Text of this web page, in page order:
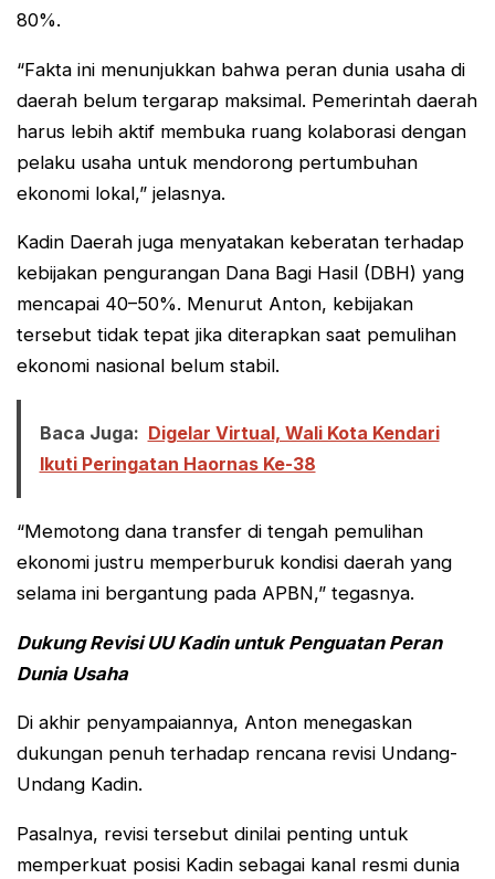
80%.
“Fakta ini menunjukkan bahwa peran dunia usaha di
daerah belum tergarap maksimal. Pemerintah daerah
harus lebih aktif membuka ruang kolaborasi dengan
pelaku usaha untuk mendorong pertumbuhan
ekonomi lokal,” jelasnya.
Kadin Daerah juga menyatakan keberatan terhadap
kebijakan pengurangan Dana Bagi Hasil (DBH) yang
mencapai 40–50%. Menurut Anton, kebijakan
tersebut tidak tepat jika diterapkan saat pemulihan
ekonomi nasional belum stabil.
Baca Juga: Digelar Virtual, Wali Kota Kendari
Ikuti Peringatan Haornas Ke-38
“Memotong dana transfer di tengah pemulihan
ekonomi justru memperburuk kondisi daerah yang
selama ini bergantung pada APBN,” tegasnya.
Dukung Revisi UU Kadin untuk Penguatan Peran
Dunia Usaha
Di akhir penyampaiannya, Anton menegaskan
dukungan penuh terhadap rencana revisi Undang-
Undang Kadin.
Pasalnya, revisi tersebut dinilai penting untuk
memperkuat posisi Kadin sebagai kanal resmi dunia